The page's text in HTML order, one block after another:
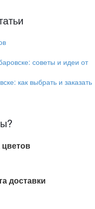
советы и идеи от
как выбрать и заказать
цветов
доставки